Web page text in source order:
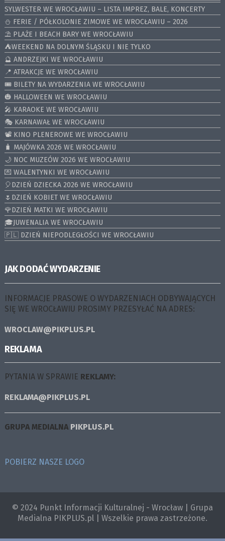
SYLWESTER WE WROCŁAWIU – LISTA IMPREZ, BALE, KONCERTY
⛄️ FERIE / PÓŁKOLONIE ZIMOWE WE WROCŁAWIU – 2026
⛱️ PLAŻE I BEACH BARY WE WROCŁAWIU
⛺️WEEKEND NA DOLNYM ŚLĄSKU I NIE TYLKO
🔮 ANDRZEJKI WE WROCŁAWIU
📍 ATRAKCJE WE WROCŁAWIU
🎟️ BILETY NA WYDARZENIA WE WROCŁAWIU
🎃 HALLOWEEN WE WROCŁAWIU
🎤 KARAOKE WE WROCŁAWIU
🎭 KARNAWAŁ WE WROCŁAWIU
📽️ KINO PLENEROWE WE WROCŁAWIU
🧳 MAJÓWKA 2026 WE WROCŁAWIU
🌙 NOC MUZEÓW 2026 WE WROCŁAWIU
💌 WALENTYNKI WE WROCŁAWIU
🎈DZIEŃ DZIECKA 2026 WE WROCŁAWIU
🌷DZIEŃ KOBIET WE WROCŁAWIU
🌹DZIEŃ MATKI WE WROCŁAWIU
🎓JUWENALIA WE WROCŁAWIU
🇵🇱 DZIEŃ NIEPODLEGŁOŚCI WE WROCŁAWIU
JAK DODAĆ WYDARZENIE
INFORMACJE PRASOWE O WYDARZENIACH ODBYWAJĄCYCH
SIĘ WE WROCŁAWIU PROSIMY PRZESYŁAĆ NA ADRES:
WROCLAW@PIKPLUS.PL
REKLAMA
PYTANIA W SPRAWIE REKLAMY:
REKLAMA@PIKPLUS.PL
GRUPA MEDIALNA PIKPLUS.PL
POBIERZ NASZE LOGO
© 2024 Punkt Informacji Kulturalnej - Wrocław | Grupa
Medialna PIKPLUS.pl | Wszelkie prawa zastrzeżone.